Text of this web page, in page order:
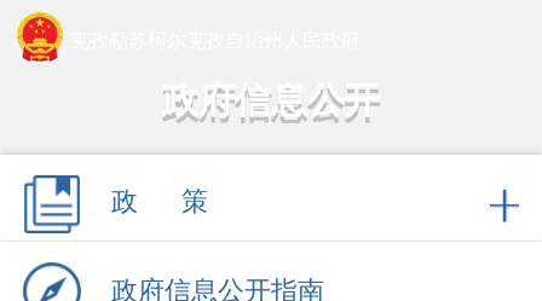
政府信息公开
政府信息公开指南